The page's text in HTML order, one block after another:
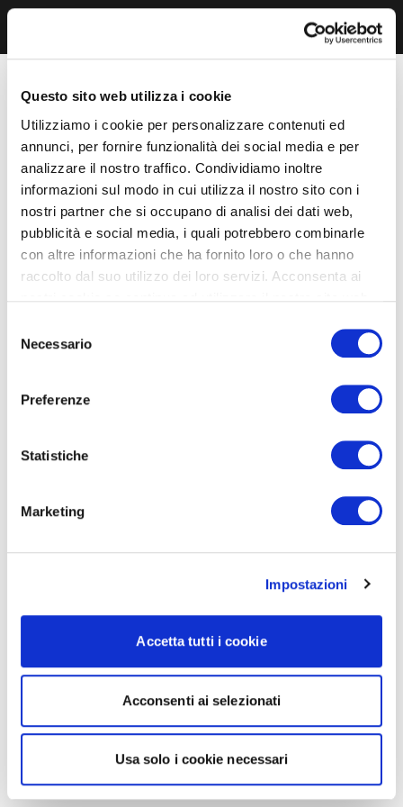
Questo sito web utilizza i cookie
Utilizziamo i cookie per personalizzare contenuti ed
annunci, per fornire funzionalità dei social media e per
analizzare il nostro traffico. Condividiamo inoltre
informazioni sul modo in cui utilizza il nostro sito con i
nostri partner che si occupano di analisi dei dati web,
pubblicità e social media, i quali potrebbero combinarle
con altre informazioni che ha fornito loro o che hanno
raccolto dal suo utilizzo dei loro servizi. Acconsenta ai
delNecessario
Preferenze
Statistiche
Marketing
Impostazioni
Accetta tutti i cookie
Acconsenti ai selezionati
Usa solo i cookie necessari